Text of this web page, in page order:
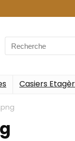
Search
for:
Casiers